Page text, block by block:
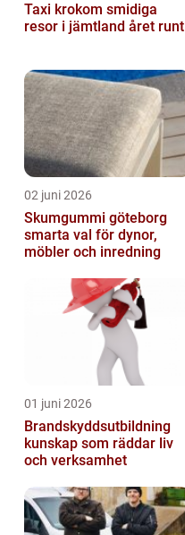
Taxi krokom smidiga
resor i jämtland året runt
02 juni 2026
Skumgummi göteborg
smarta val för dynor,
möbler och inredning
01 juni 2026
Brandskyddsutbildning
kunskap som räddar liv
och verksamhet